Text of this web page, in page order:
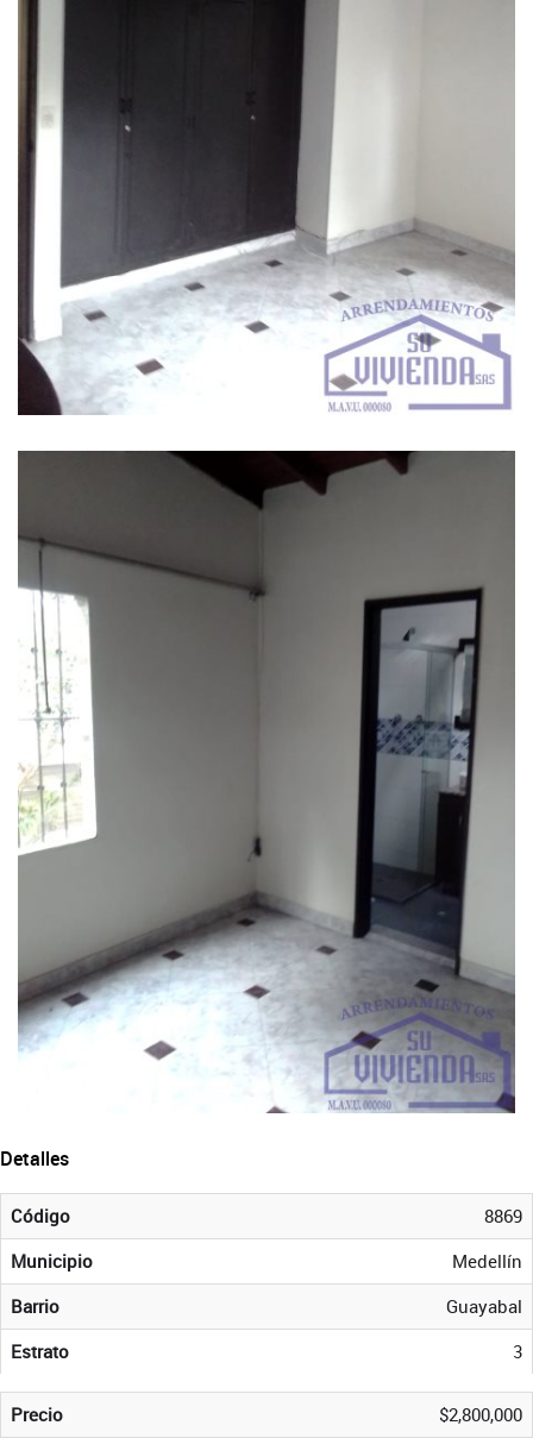
Detalles
Código
8869
Municipio
Medellín
Barrio
Guayabal
Estrato
3
Precio $2,800,000